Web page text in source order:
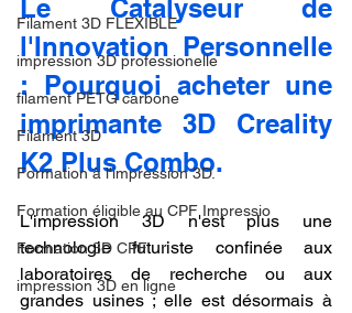
Filament 3D FLEXIBLE
impression 3D professionelle
filament PETG carbone
Filament 3D
Formation à l'impression 3D.
Formation éligible au CPF Impressio
Formation 3D CPF
impression 3D en ligne
Le Catalyseur de
l'Innovation Personnelle
: Pourquoi acheter une
imprimante 3D Creality
K2 Plus Combo.
L'impression 3D n'est plus une
technologie futuriste confinée aux
laboratoires de recherche ou aux
grandes usines ; elle est désormais à